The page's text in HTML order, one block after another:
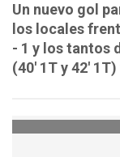
Un nuevo gol
los locales
- 1 y los tantos
(40' 1T y 42'